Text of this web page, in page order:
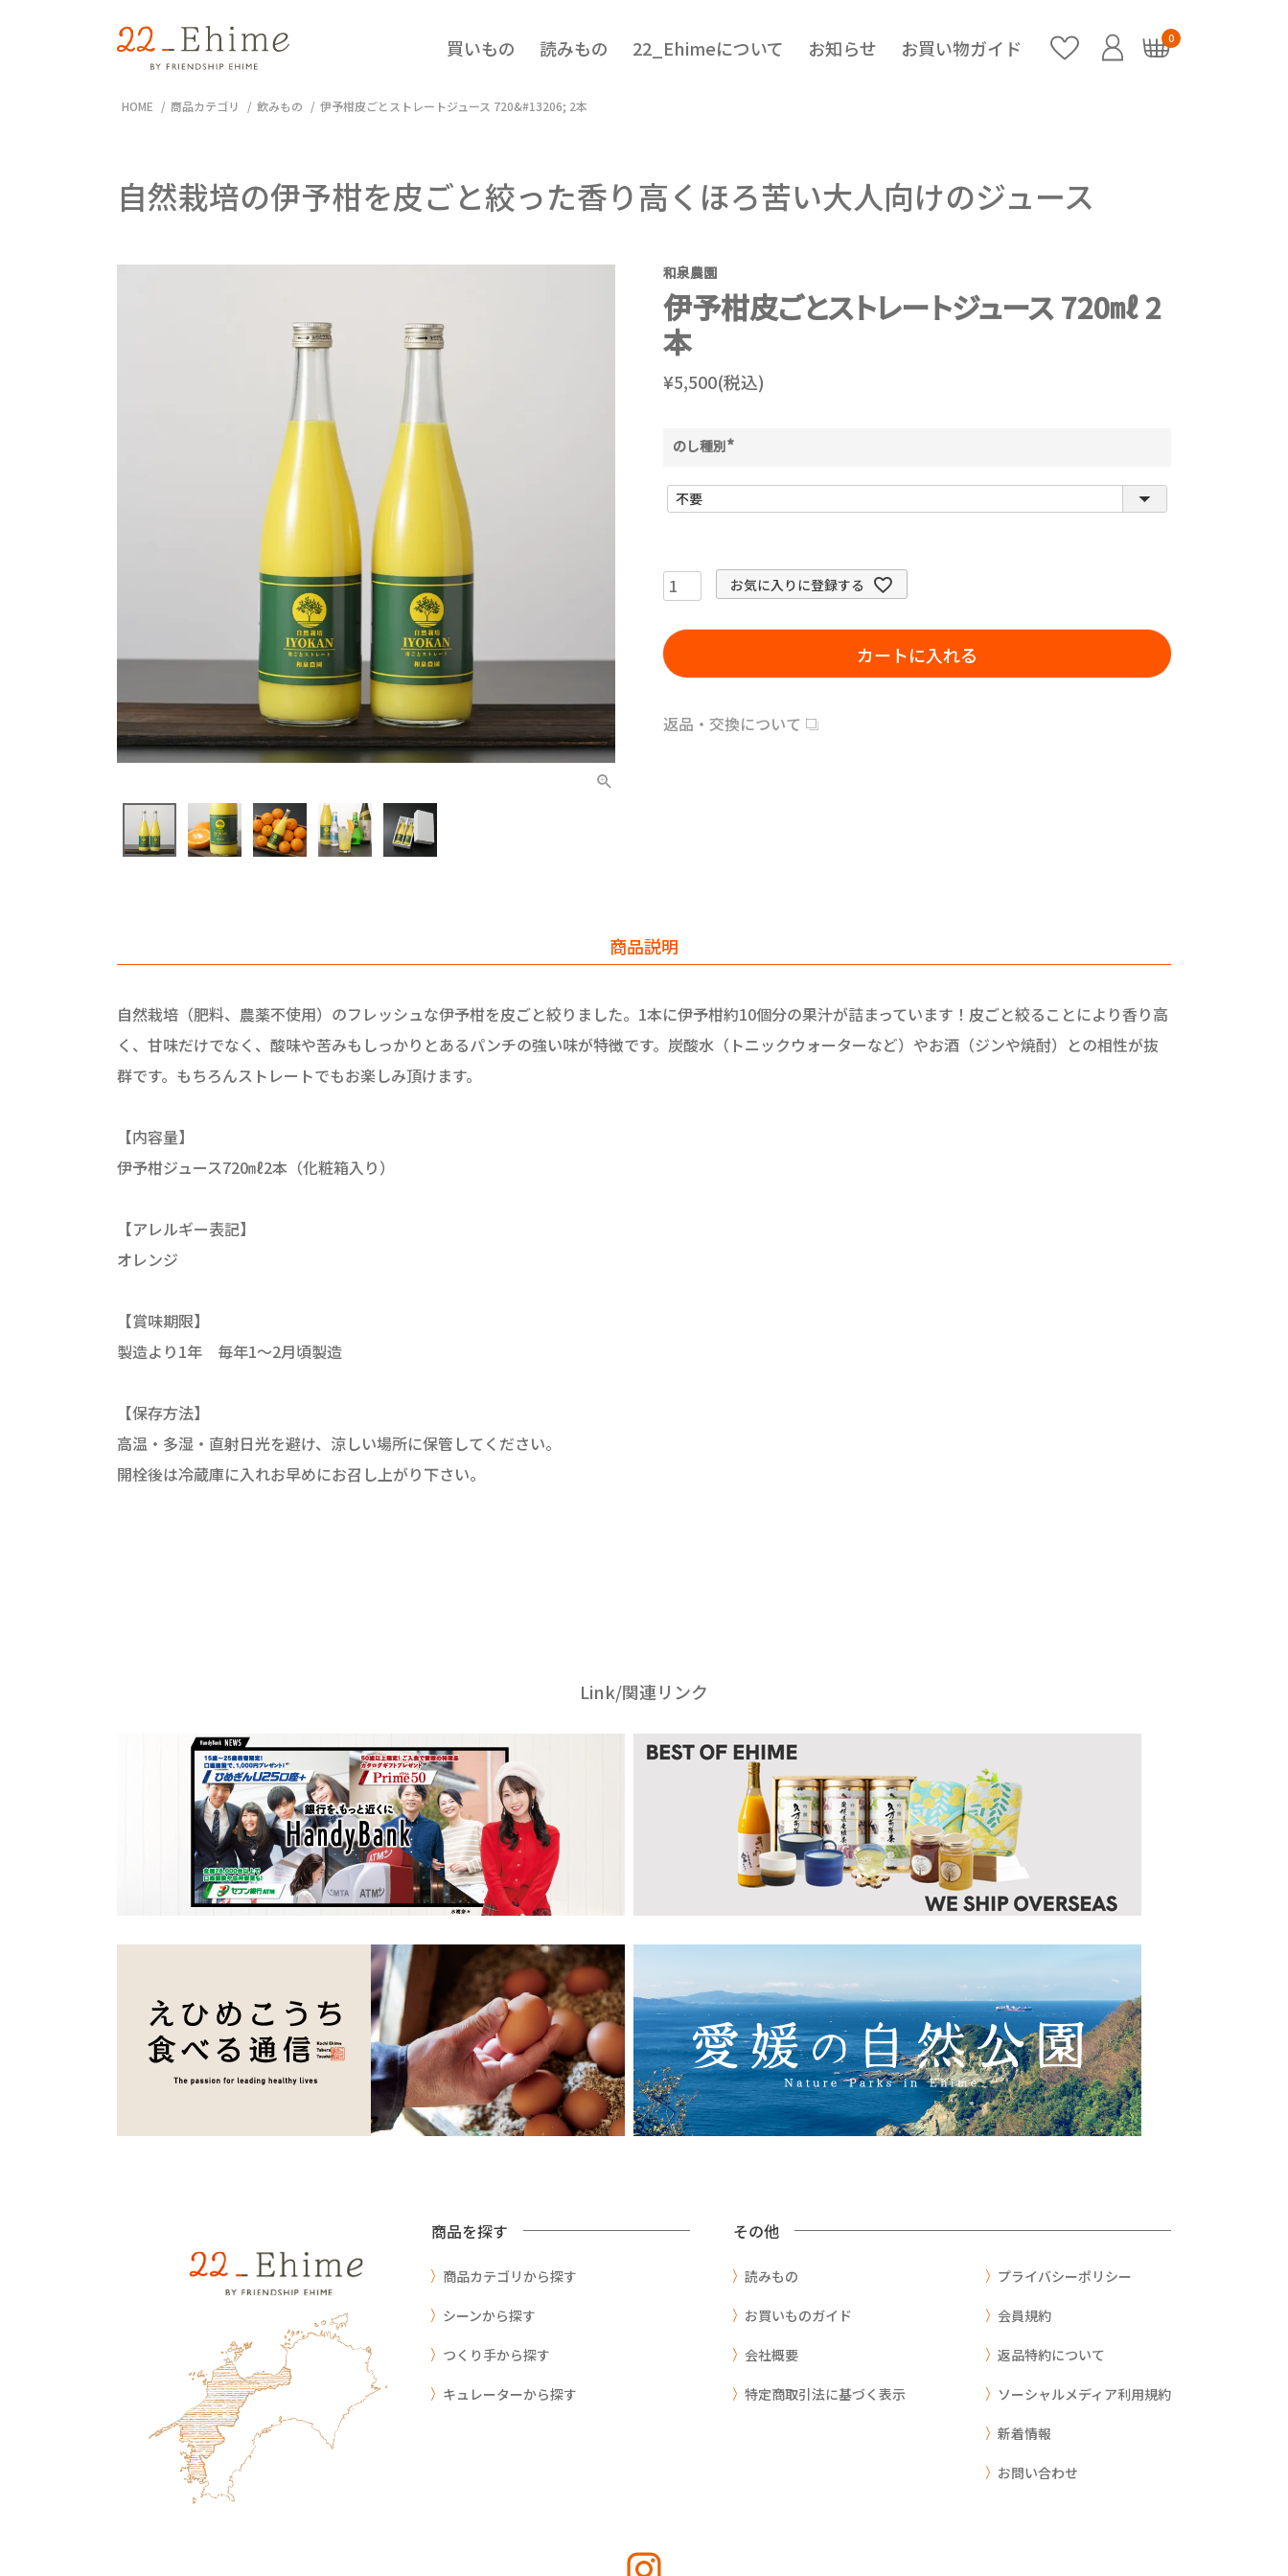
買いもの 読みもの 22_Ehimeについて お知らせ お買い物ガイド 0
HOME 商品カテゴリ 飲みもの 伊予柑皮ごとストレートジュース 720&#13206; 2本
自然栽培の伊予柑を皮ごと絞った香り高くほろ苦い大人向けのジュース
和泉農園
伊予柑皮ごとストレートジュース 720㎖ 2
本
¥5,500(税込)
のし種別
須
お気に入りに登録する
カートに入れる
返品・交換について
商品説明
自然栽培（肥料、農薬不使用）のフレッシュな伊予柑を皮ごと絞りました。1本に伊予柑約10個分の果汁が詰まっています！皮ごと絞ることにより香り高
く、甘味だけでなく、酸味や苦みもしっかりとあるパンチの強い味が特徴です。炭酸水（トニックウォーターなど）やお酒（ジンや焼酎）との相性が抜
群です。もちろんストレートでもお楽しみ頂けます。
【内容量】
伊予柑ジュース720㎖2本（化粧箱入り）
【アレルギー表記】
オレンジ
【賞味期限】
製造より1年 毎年1～2月頃製造
【保存方法】
高温・多湿・直射日光を避け、涼しい場所に保管してください。
開栓後は冷蔵庫に入れお早めにお召し上がり下さい。
Link/関連リンク
商品を探す
商品カテゴリから探す
シーンから探す
つくり手から探す
キュレーターから探す
その他
読みもの
お買いものガイド
会社概要
特定商取引法に基づく表示
プライバシーポリシー
会員規約
返品特約について
ソーシャルメディア利用規約
新着情報
お問い合わせ